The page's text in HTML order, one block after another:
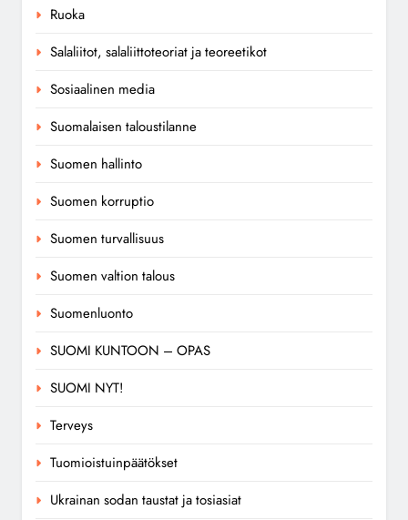
Ruoka
Salaliitot, salaliittoteoriat ja teoreetikot
Sosiaalinen media
Suomalaisen taloustilanne
Suomen hallinto
Suomen korruptio
Suomen turvallisuus
Suomen valtion talous
Suomenluonto
SUOMI KUNTOON – OPAS
SUOMI NYT!
Terveys
Tuomioistuinpäätökset
Ukrainan sodan taustat ja tosiasiat